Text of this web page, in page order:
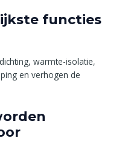
functies
warmte-isolatie,
en verhogen de